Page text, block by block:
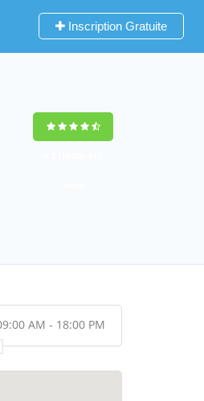
Inscription Gratuite
AM - 18:00 PM